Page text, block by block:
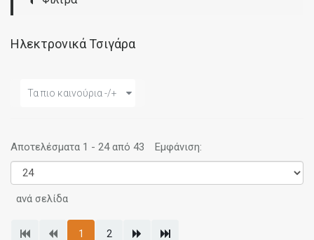
Ηλεκτρονικά Τσιγάρα
Τα πιο καινούρια -/+
Αποτελέσματα 1 - 24 από 43 Εμφάνιση:
ανά σελίδα
1 2